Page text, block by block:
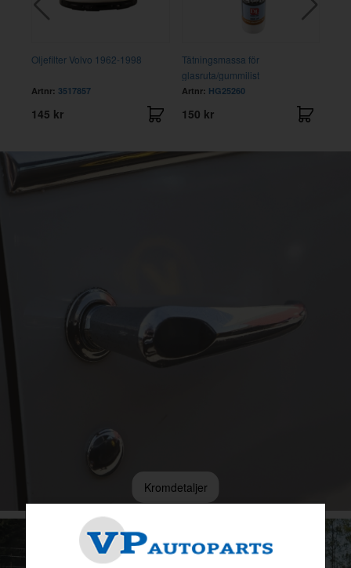
Oljefilter Volvo 1962-1998
Artnr: 3517857
145 kr
Tätningsmassa för
glasruta/gummilist
Artnr: HG25260
150 kr
Kromdetaljer